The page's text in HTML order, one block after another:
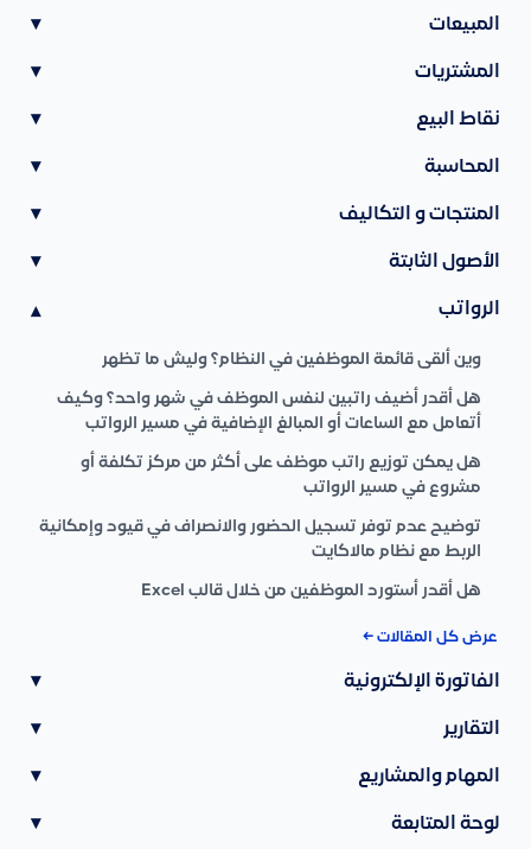
المبيعات ▾
المشتريات ▾
نقاط البيع ▾
المحاسبة ▾
المنتجات و التكاليف ▾
الأصول الثابتة ▾
الرواتب ▾
وين ألقى قائمة الموظفين في النظام؟ وليش ما تظهر
هل أقدر أضيف راتبين لنفس الموظف في شهر واحد؟ وكيف
أتعامل مع الساعات أو المبالغ الإضافية في مسير الرواتب
هل يمكن توزيع راتب موظف على أكثر من مركز تكلفة أو
مشروع في مسير الرواتب
توضيح عدم توفر تسجيل الحضور والانصراف في قيود وإمكانية
الربط مع نظام مالاكايت
هل أقدر أستورد الموظفين من خلال قالب Excel
عرض كل المقالات ←
الفاتورة الإلكترونية ▾
التقارير ▾
المهام والمشاريع ▾
لوحة المتابعة ▾